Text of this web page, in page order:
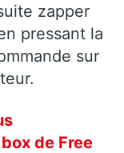
zapper
pressant la
sur
de Free